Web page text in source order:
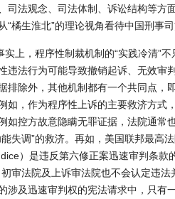
司法观念、司法体制、诉讼结构等方
“橘生淮北”的理论视角看待中国刑事
实上，程序性制裁机制的“实践冷清”
违法行为可能导致撤销起诉、无效审
排除外，其他机制都有一个共同点，
如，作为程序性上诉的主要救济方式
如控方故意隐瞒无罪证据，法院通常
能失调”的救济。再如，美国联邦最高
）是违反第六修正案迅速审判条款
初审法院及上诉审法院也不会认定违
涉及迅速审判权的宪法请求中，只有